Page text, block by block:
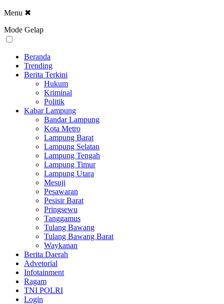
Menu ✖
Mode Gelap
Beranda
Trending
Berita Terkini
Hukum
Kriminal
Politik
Kabar Lampung
Bandar Lampung
Kota Metro
Lampung Barat
Lampung Selatan
Lampung Tengah
Lampung Timur
Lampung Utara
Mesuji
Pesawaran
Pesisir Barat
Pringsewu
Tanggamus
Tulang Bawang
Tulang Bawang Barat
Waykanan
Berita Daerah
Advetorial
Infotainment
Ragam
TNI POLRI
Login